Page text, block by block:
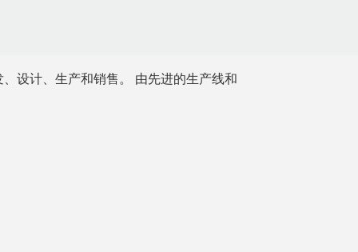
设计、生产和销售。 由先进的生产线和